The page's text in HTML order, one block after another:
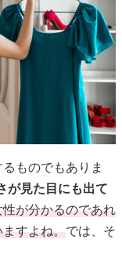
ものでもありま
が見た目にも出て
が分かるのであれ
すよね。では、そ